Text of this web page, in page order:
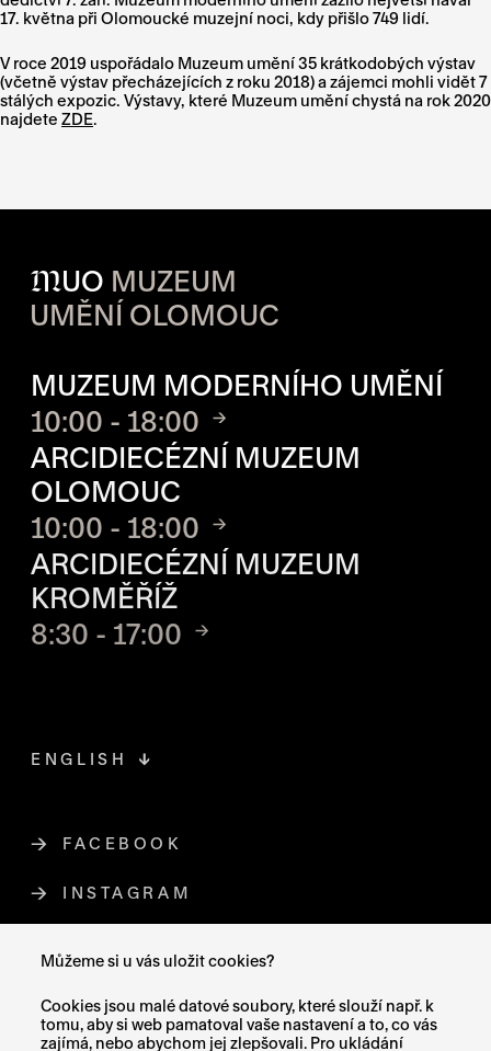
Můžeme si u vás uložit cookies?
Cookies jsou malé datové soubory, které slouží např. k
tomu, aby si web pamatoval vaše nastavení a to, co vás
zajímá, nebo abychom jej zlepšovali. Pro ukládání
17. května při Olomoucké muzejní noci, kdy přišlo 749 lidí.
V roce 2019 uspořádalo Muzeum umění 35 krátkodobých výstav
(včetně výstav přecházejících z roku 2018) a zájemci mohli vidět 7
stálých expozic. Výstavy, které Muzeum umění chystá na rok 2020
najdete ZDE.
MUO MUZEUM
UMĚNÍ OLOMOUC
MUZEUM MODERNÍHO UMĚNÍ
10:00 - 18:00
ARCIDIECÉZNÍ MUZEUM
OLOMOUC
10:00 - 18:00
ARCIDIECÉZNÍ MUZEUM
KROMĚŘÍŽ
8:30 - 17:00
FACEBOOKODKAZ SE OTEVŘE NA NOVÉ
INSTAGRAMODKAZ SE OTEVŘE NA NOVÉ
ENGLISH